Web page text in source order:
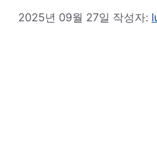
2025년 09월 27일 작성자: